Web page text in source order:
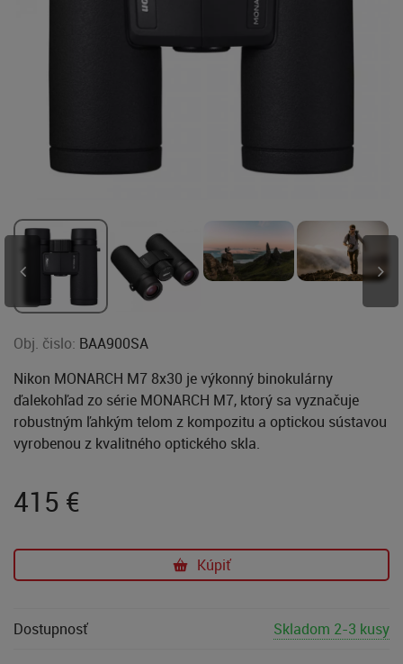
Obj. čislo: BAA900SA
Nikon MONARCH M7 8x30 je výkonný binokulárny
ďalekohľad zo série MONARCH M7, ktorý sa vyznačuje
robustným ľahkým telom z kompozitu a optickou sústavou
vyrobenou z kvalitného optického skla.
415 €
Kúpiť
Dostupnosť Skladom 2-3 kusy